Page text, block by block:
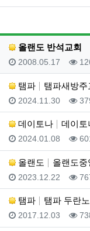
올랜도 반석교회
등록일
2008.05.17 조
탬파 탬파새방주
등록일
2024.11.30 조
데이토나 데이토
등록일
2024.01.08 조
올랜도 올랜도
등록일
2023.12.22 조
탬파 탬파 두란
등록일
2017.12.03 조